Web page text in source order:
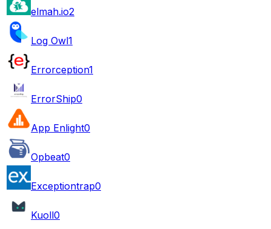
elmah.io2
Log Owl1
Errorception1
ErrorShip0
App Enlight0
Opbeat0
Exceptiontrap0
Kuoll0